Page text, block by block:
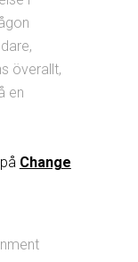
överallt,
en
Change